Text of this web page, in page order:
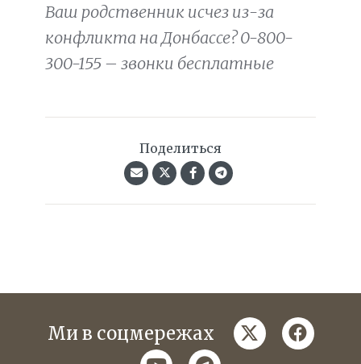
Ваш родственник исчез из-за
конфликта на Донбассе? 0-800-
300-155 – звонки бесплатные
Поделиться
Ми в соцмережах twitter